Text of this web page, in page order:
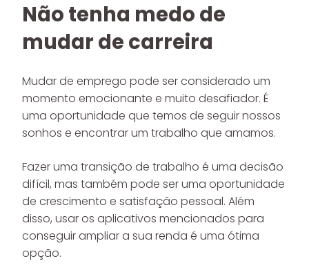
Não tenha medo de
mudar de carreira
Mudar de emprego pode ser considerado um
momento emocionante e muito desafiador. É
uma oportunidade que temos de seguir nossos
sonhos e encontrar um trabalho que amamos.
Fazer uma transição de trabalho é uma decisão
difícil, mas também pode ser uma oportunidade
de crescimento e satisfação pessoal. Além
disso, usar os aplicativos mencionados para
conseguir ampliar a sua renda é uma ótima
opção.